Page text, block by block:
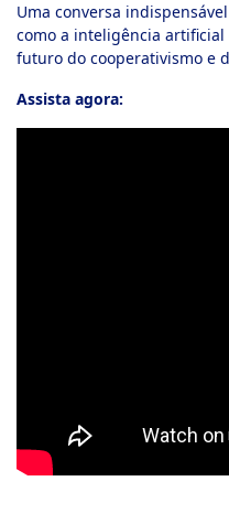
Uma conversa
como a inteligência
futuro do cooperativismo e
Assista agora: